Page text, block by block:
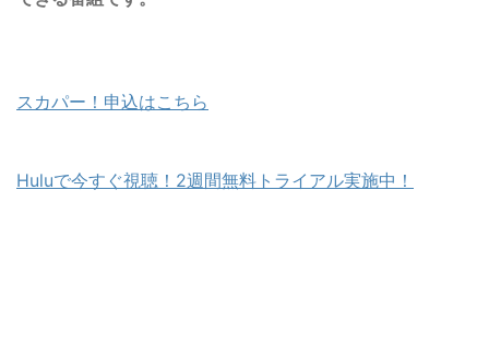
スカパー！申込はこちら
Huluで今すぐ視聴！2週間無料トライアル実施中！